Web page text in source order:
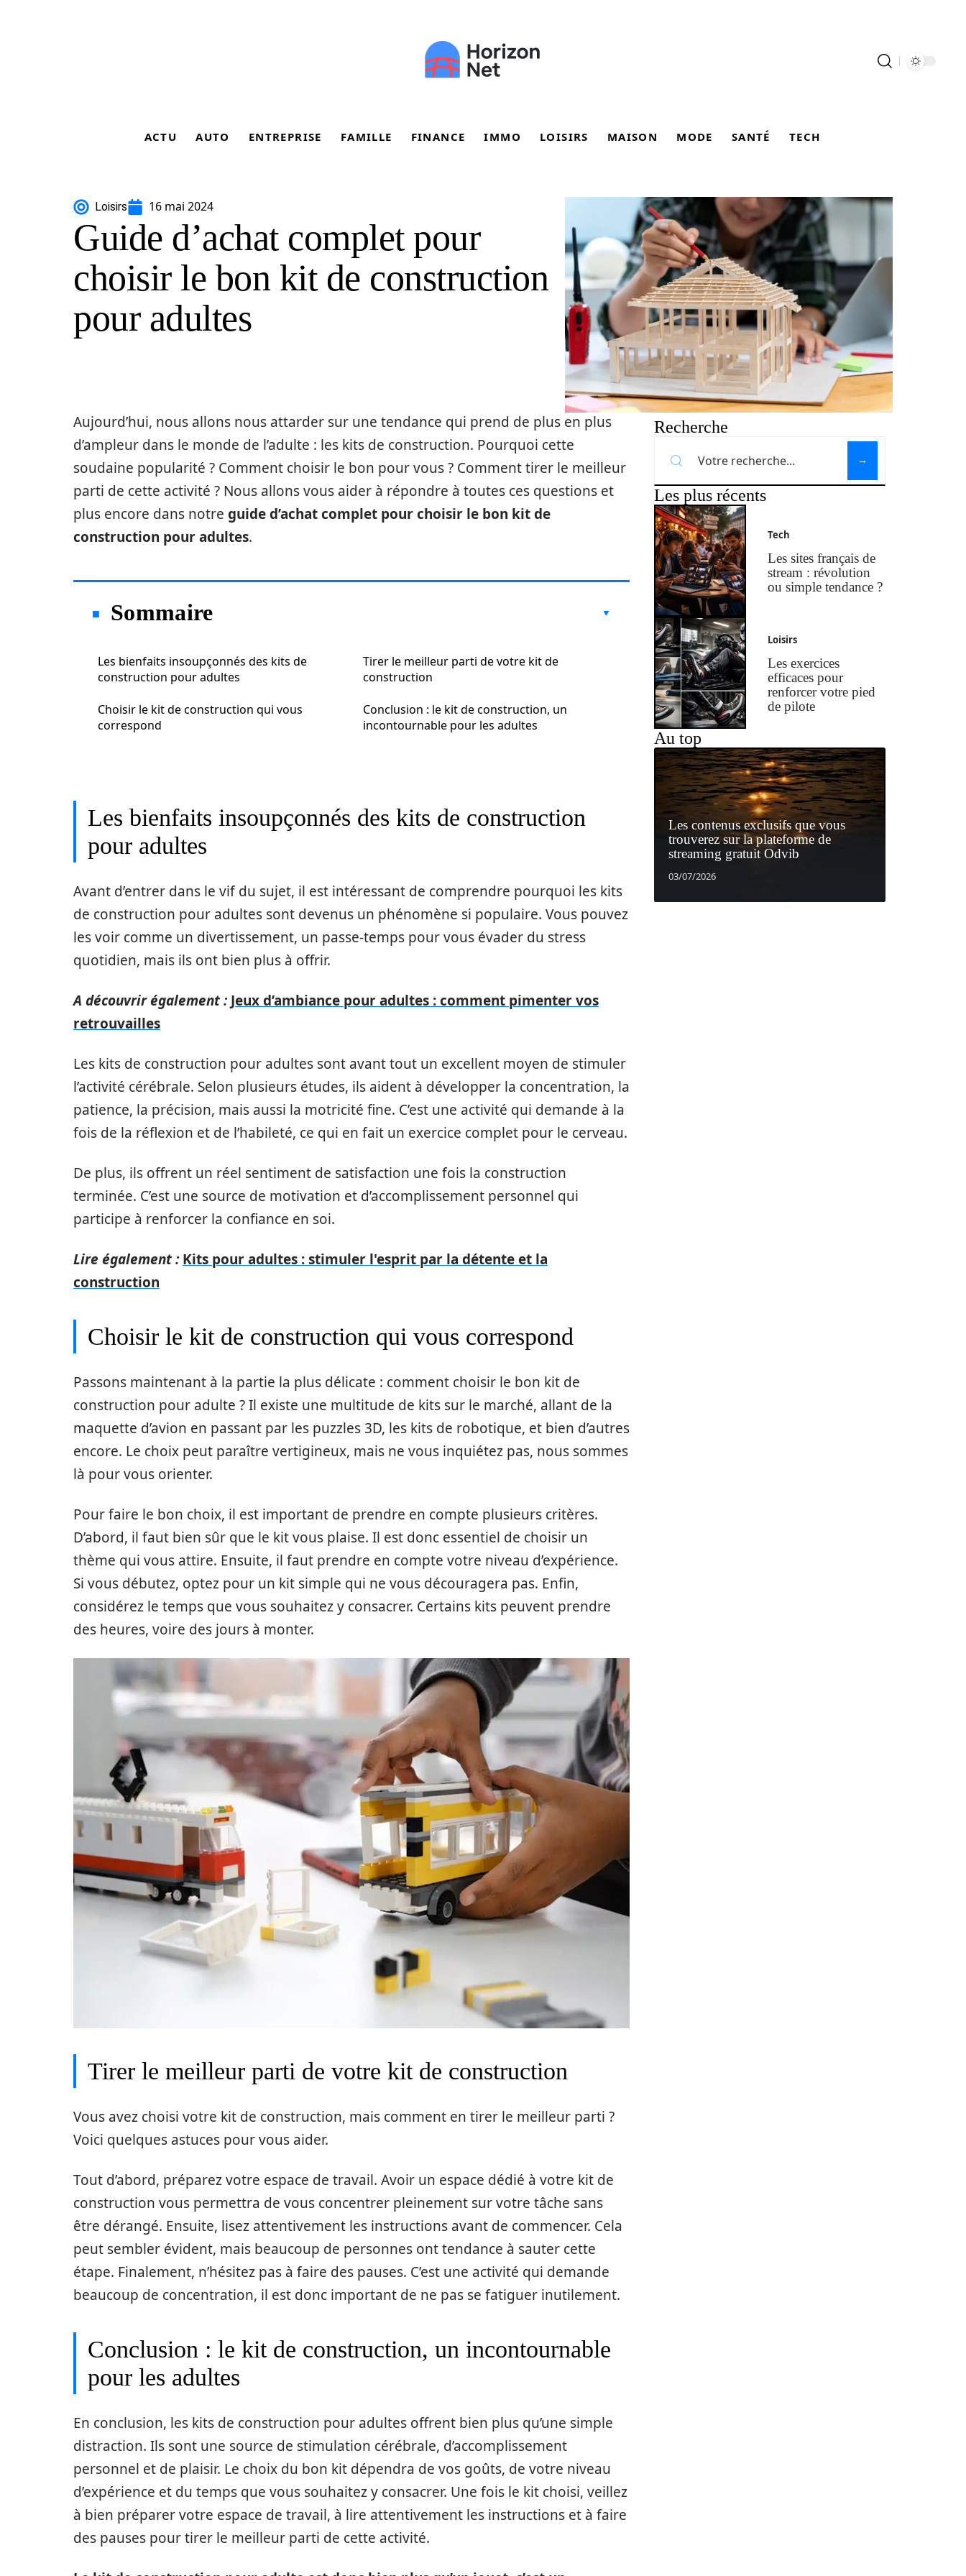
ACTU AUTO ENTREPRISE FAMILLE FINANCE IMMO LOISIRS MAISON MODE SANTÉ TECH
Loisirs 16 mai 2024
Guide d’achat complet pour
choisir le bon kit de construction
pour adultes
Aujourd’hui, nous allons nous attarder sur une tendance qui prend de plus en plus
d’ampleur dans le monde de l’adulte : les kits de construction. Pourquoi cette
soudaine popularité ? Comment choisir le bon pour vous ? Comment tirer le meilleur
parti de cette activité ? Nous allons vous aider à répondre à toutes ces questions et
plus encore dans notre guide d’achat complet pour choisir le bon kit de
construction pour adultes.
Sommaire
Les bienfaits insoupçonnés des kits de
construction pour adultes
Choisir le kit de construction qui vous
correspond
Tirer le meilleur parti de votre kit de
construction
Conclusion : le kit de construction, un
incontournable pour les adultes
Les bienfaits insoupçonnés des kits de construction
pour adultes
Avant d’entrer dans le vif du sujet, il est intéressant de comprendre pourquoi les kits
de construction pour adultes sont devenus un phénomène si populaire. Vous pouvez
les voir comme un divertissement, un passe-temps pour vous évader du stress
quotidien, mais ils ont bien plus à offrir.
A découvrir également : Jeux d’ambiance pour adultes : comment pimenter vos
retrouvailles
Les kits de construction pour adultes sont avant tout un excellent moyen de stimuler
l’activité cérébrale. Selon plusieurs études, ils aident à développer la concentration, la
patience, la précision, mais aussi la motricité fine. C’est une activité qui demande à la
fois de la réflexion et de l’habileté, ce qui en fait un exercice complet pour le cerveau.
De plus, ils offrent un réel sentiment de satisfaction une fois la construction
terminée. C’est une source de motivation et d’accomplissement personnel qui
participe à renforcer la confiance en soi.
Lire également : Kits pour adultes : stimuler l'esprit par la détente et la
construction
Choisir le kit de construction qui vous correspond
Passons maintenant à la partie la plus délicate : comment choisir le bon kit de
construction pour adulte ? Il existe une multitude de kits sur le marché, allant de la
maquette d’avion en passant par les puzzles 3D, les kits de robotique, et bien d’autres
encore. Le choix peut paraître vertigineux, mais ne vous inquiétez pas, nous sommes
là pour vous orienter.
Pour faire le bon choix, il est important de prendre en compte plusieurs critères.
D’abord, il faut bien sûr que le kit vous plaise. Il est donc essentiel de choisir un
thème qui vous attire. Ensuite, il faut prendre en compte votre niveau d’expérience.
Si vous débutez, optez pour un kit simple qui ne vous découragera pas. Enfin,
considérez le temps que vous souhaitez y consacrer. Certains kits peuvent prendre
des heures, voire des jours à monter.
Tirer le meilleur parti de votre kit de construction
Vous avez choisi votre kit de construction, mais comment en tirer le meilleur parti ?
Voici quelques astuces pour vous aider.
Tout d’abord, préparez votre espace de travail. Avoir un espace dédié à votre kit de
construction vous permettra de vous concentrer pleinement sur votre tâche sans
être dérangé. Ensuite, lisez attentivement les instructions avant de commencer. Cela
peut sembler évident, mais beaucoup de personnes ont tendance à sauter cette
étape. Finalement, n’hésitez pas à faire des pauses. C’est une activité qui demande
beaucoup de concentration, il est donc important de ne pas se fatiguer inutilement.
Conclusion : le kit de construction, un incontournable
pour les adultes
En conclusion, les kits de construction pour adultes offrent bien plus qu’une simple
distraction. Ils sont une source de stimulation cérébrale, d’accomplissement
personnel et de plaisir. Le choix du bon kit dépendra de vos goûts, de votre niveau
d’expérience et du temps que vous souhaitez y consacrer. Une fois le kit choisi, veillez
à bien préparer votre espace de travail, à lire attentivement les instructions et à faire
des pauses pour tirer le meilleur parti de cette activité.
Recherche
Les plus récents
Tech
Les sites français de
stream : révolution
ou simple tendance ?
Loisirs
Les exercices
efficaces pour
renforcer votre pied
de pilote
Au top
Les contenus exclusifs que vous
trouverez sur la plateforme de
streaming gratuit Odvib
03/07/2026